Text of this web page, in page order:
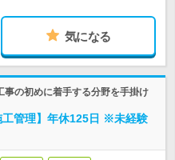
気になる
事の初めに着手する分野を手掛け
工管理】年休125日 ※未経験